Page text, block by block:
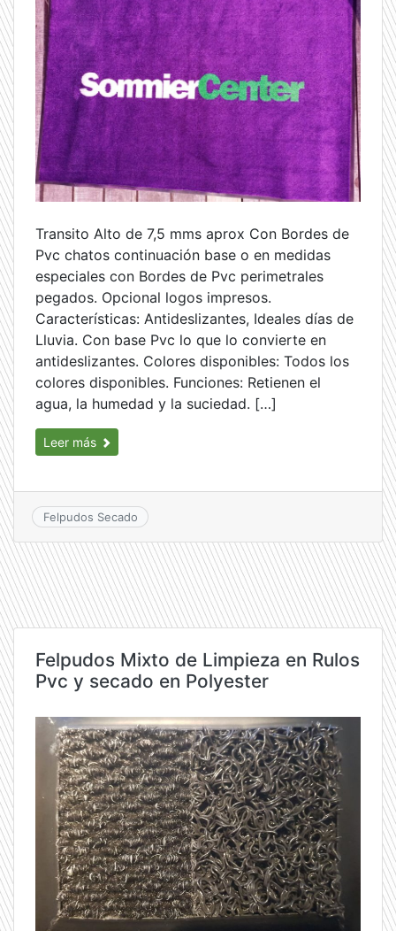
Transito Alto de 7,5 mms aprox Con Bordes de
Pvc chatos continuación base o en medidas
especiales con Bordes de Pvc perimetrales
pegados. Opcional logos impresos.
Características: Antideslizantes, Ideales días de
Lluvia. Con base Pvc lo que lo convierte en
antideslizantes. Colores disponibles: Todos los
colores disponibles. Funciones: Retienen el
agua, la humedad y la suciedad. […]
Leer más
Felpudos Secado
Felpudos Mixto de Limpieza en Rulos
Pvc y secado en Polyester